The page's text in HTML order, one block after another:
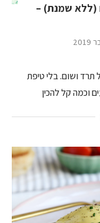
(ללא שמנת) –
ושום. בלי טיפת
וכמה קל להכין